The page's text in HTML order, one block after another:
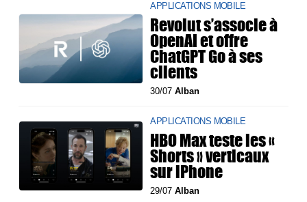
APPLICATIONS MOBILE
Revolut s’associe à
OpenAI et offre
ChatGPT Go à ses
clients
30/07Alban
APPLICATIONS MOBILE
HBO Max teste les «
Shorts » verticaux
sur iPhone
29/07Alban